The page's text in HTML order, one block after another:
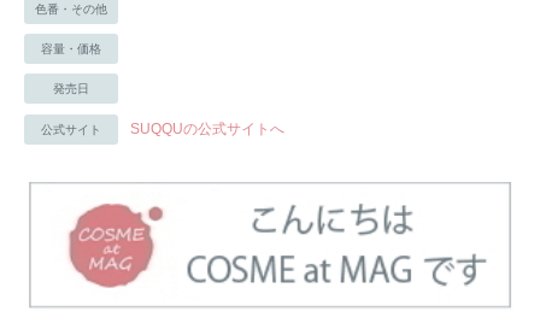
色番・その他
容量・価格
発売日
公式サイト SUQQUの公式サイトへ